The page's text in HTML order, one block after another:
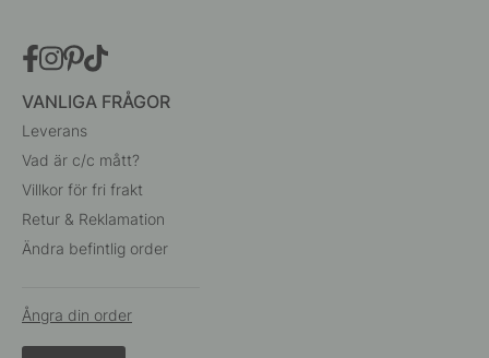
VANLIGA FRÅGOR
Leverans
Vad är c/c mått?
Villkor för fri frakt
Retur & Reklamation
Ändra befintlig order
Ångra din order